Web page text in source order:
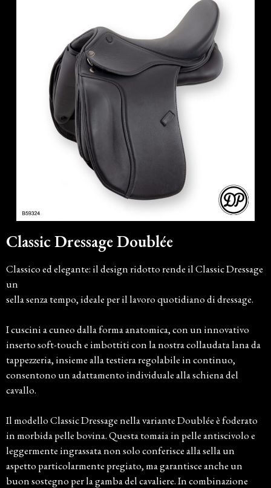
Classic Dressage Doublée
Classico ed elegante: il design ridotto rende il Classic Dressage
un
sella senza tempo, ideale per il lavoro quotidiano di dressage.
I cuscini a cuneo dalla forma anatomica, con un innovativo
inserto soft-touch e imbottiti con la nostra collaudata lana da
tappezzeria, insieme alla testiera regolabile in continuo,
consentono un adattamento individuale alla schiena del
cavallo.
Il modello Classic Dressage nella variante Doublée è foderato
in morbida pelle bovina. Questa tomaia in pelle antiscivolo e
leggermente ingrassata non solo conferisce alla sella un
aspetto particolarmente pregiato, ma garantisce anche un
buon sostegno per la gamba del cavaliere. In combinazione